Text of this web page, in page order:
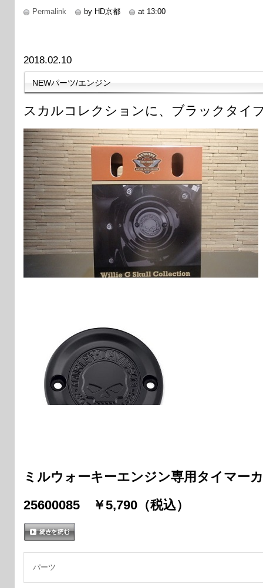
Permalink by HD京都 at 13:00
2018.02.10
NEWパーツ/エンジン
スカルコレクションに、ブラックタイ
ミルウォーキーエンジン専用タイマー
25600085 ￥5,790（税込）
パーツ